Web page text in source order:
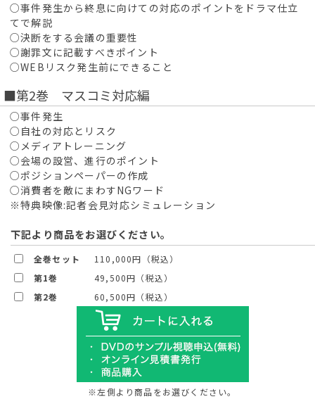
○事件発生から終息に向けての対応のポイントをドラマ仕立
てで解説
○決断をする会議の重要性
○謝罪文に記載すべきポイント
○WEBリスク発生前にできること
■第2巻 マスコミ対応編
○事件発生
○自社の対応とリスク
○メディアトレーニング
○会場の設営、進行のポイント
○ポジションペーパーの作成
○消費者を敵にまわすNGワード
※特典映像:記者会見対応シミュレーション
下記より商品をお選びください。
全巻セット
110,000円（税込）
第1巻
49,500円（税込）
第2巻
60,500円（税込）
※左側より商品をお選びください。